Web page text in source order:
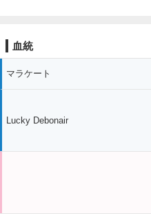
血統
マラケート
Lucky Debonair